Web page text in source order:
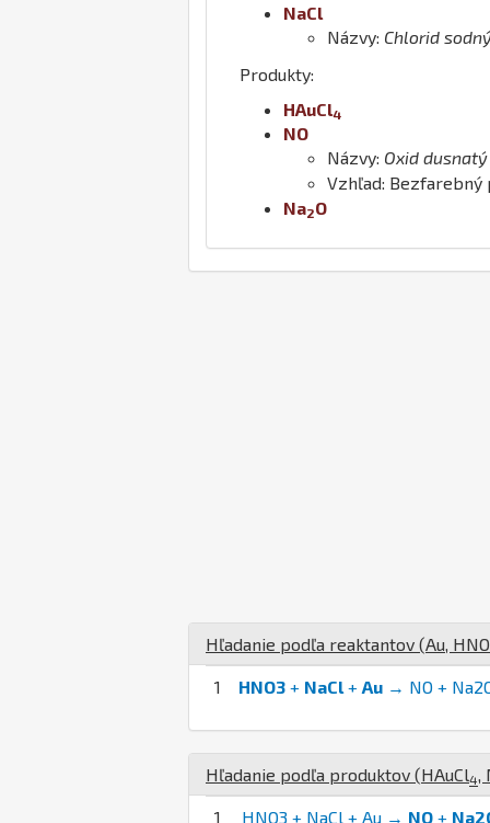
NaCl
Názvy: Chlorid
Produkty:
HAuCl4
NO
Názvy: Oxid dusnatý
Vzhľad:
Na2O
Hľadanie podľa reaktantov (Au HNO
1 HNO3 + NaCl + Au → NO +
Hľadanie podľa produktov (HAuCl4
1 HNO3 + NaCl + Au → NO +